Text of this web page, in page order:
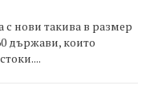
нови такива в размер
държави, които